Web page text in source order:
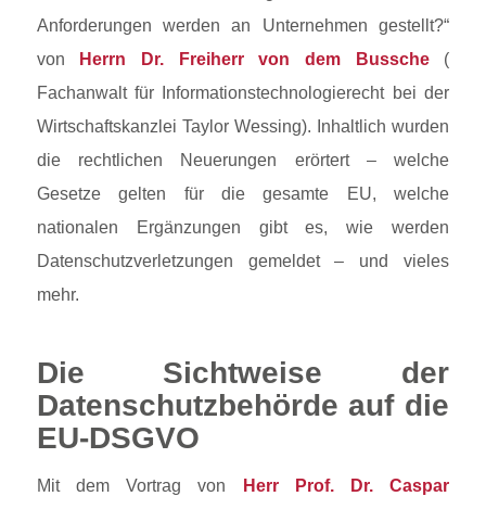
Anforderungen werden an Unternehmen gestellt?“
von
Herrn Dr. Freiherr von dem Bussche(
Fachanwalt für Informationstechnologierecht bei der
Wirtschaftskanzlei Taylor Wessing). Inhaltlich wurden
die rechtlichen Neuerungen erörtert – welche
Gesetze gelten für die gesamte EU, welche
nationalen Ergänzungen gibt es, wie werden
Datenschutzverletzungen gemeldet – und vieles
mehr.
Die Sichtweise der
Datenschutzbehörde auf die
EU-DSGVO
Mit dem Vortrag von
Herr Prof. Dr. Caspar